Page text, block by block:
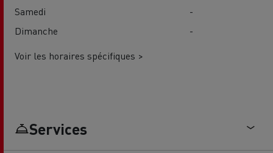
Samedi
-
Dimanche
-
Voir les horaires spécifiques >
Services